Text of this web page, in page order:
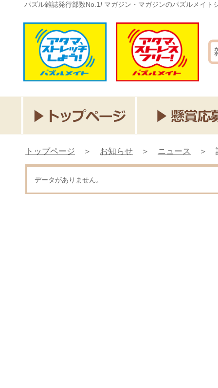
パズル雑誌発行部数No.1 ! マガジン・マガジンのパズルメイト
トップページ ＞ お知らせ ＞ ニュース ＞
データがありません。